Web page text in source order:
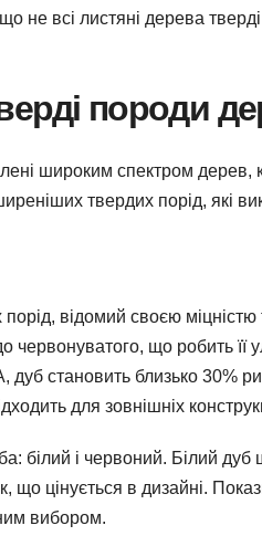
не всі листяні дерева
породи
широким спектром дерев,
твердих порід, які
відомий своєю
червонуватого, що робить
становить близько 30%
для зовнішніх
білий і червоний. Білий дуб
що цінується в дизайні.
вибором.